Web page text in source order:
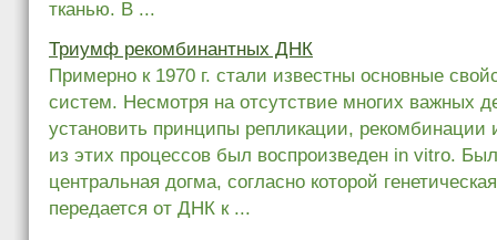
тканью. В ...
Триумф рекомбинантных ДНК
Примерно к 1970 г. стали известны основные
систем. Несмотря на отсутствие многих важных
установить принципы репликации,
из этих процессов был воспроизведен in vitro.
центральная догма, согласно которой
передается от ДНК к ...